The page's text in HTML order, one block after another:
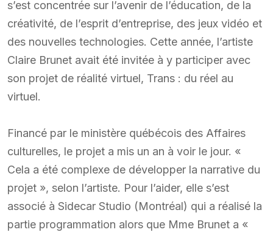
s’est concentrée sur l’avenir de l’éducation, de la
créativité, de l’esprit d’entreprise, des jeux vidéo et
des nouvelles technologies. Cette année, l’artiste
Claire Brunet avait été invitée à y participer avec
son projet de réalité virtuel, Trans : du réel au
virtuel.
Financé par le ministère québécois des Affaires
culturelles, le projet a mis un an à voir le jour. «
Cela a été complexe de développer la narrative du
projet », selon l’artiste. Pour l’aider, elle s’est
associé à Sidecar Studio (Montréal) qui a réalisé la
partie programmation alors que Mme Brunet a «